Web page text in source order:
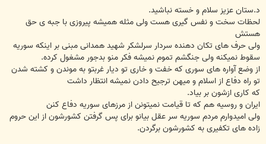
ت
د.ستان عزیز سلام و خسته نباشید.
لحظات سخت و نفس گیری هست ولی مثله همیشه پیروزی با جبه ی حق
هستش
ولی حرف های تکان دهنده سردار سرلشکر شهید همدانی مبنی بر اینکه سوریه
سقوط نمیکنه ولی جنگشم تموم نمیشه فکر منو بدجور مشغول کرده.
از وضع آواره های سوری که خفت و خاری تو دیار غربتو به موندن و کشته شدن
تو راه دفاع از اسلام و میهن ترجیح دادن نمیشه انتظار داشت
که کاری ازشون بر بیاد.
ایران و روسیه هم که تا قیامت نمیتونن از مرزهای سوریه دفاع کنن
ولی امیدوارم مردم سوریه سر عقل بیانو برای پس گرفتن کشورشون از این حروم
زاده های تکفیری به کشورشون برگردن.